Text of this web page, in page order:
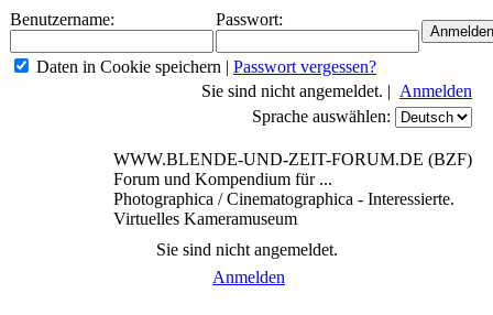
Benutzername: Passwort:
Daten in Cookie speichern | Passwort vergessen?
Sie sind nicht angemeldet. | Anmelden
Sprache auswählen:
WWW.BLENDE-UND-ZEIT-FORUM.DE (BZF)
Forum und Kompendium für ...
Photographica / Cinematographica - Interessierte.
Virtuelles Kameramuseum
Sie sind nicht angemeldet.
Anmelden